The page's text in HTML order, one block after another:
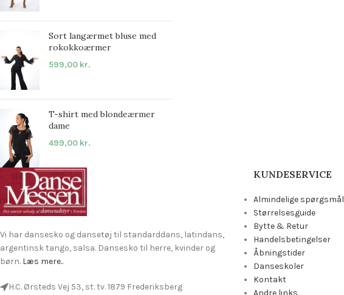
Sort langærmet bluse med
rokokkoærmer
599,00 kr.
T-shirt med blondeærmer
dame
499,00 kr.
Vi har dansesko og dansetøj til standarddans, latindans,
argentinsk tango, salsa. Dansesko til herre, kvinder og
børn. Læs mere..
H.C. Ørsteds Vej 53, st. tv. 1879 Frederiksberg
KUNDESERVICE
Almindelige spørgsmål
Størrelsesguide
Bytte & Retur
Handelsbetingelser
Åbningstider
Danseskoler
Kontakt